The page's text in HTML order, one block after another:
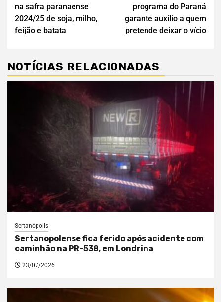
na safra paranaense
2024/25 de soja, milho,
feijão e batata
programa do Paraná
garante auxílio a quem
pretende deixar o vício
NOTÍCIAS RELACIONADAS
Sertanópolis
Sertanopolense fica ferido após acidente com
caminhão na PR-538, em Londrina
23/07/2026